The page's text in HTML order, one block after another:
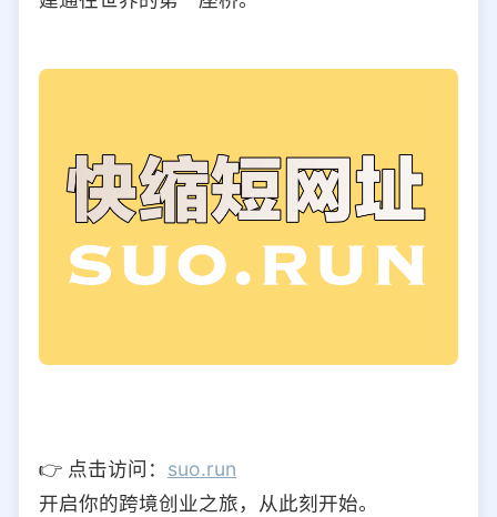
👉 点击访问： suo.run
开启你的跨境创业之旅，从此刻开始。